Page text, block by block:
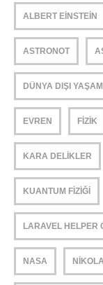
ALBERT EINSTEIN
ASTRONOT
DÜNYA DIŞI YAŞAM
EVREN FIZIK
KARA DELIKLER
KUANTUM FIZIĞI
LARAVEL HELPER
NASA